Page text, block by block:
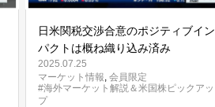
日米関税交渉合意のポジティブイン
パクトは概ね織り込み済み
2025.07.25
マーケット情報, 会員限定
#海外マーケット解説＆米国株ピックアッ
プ